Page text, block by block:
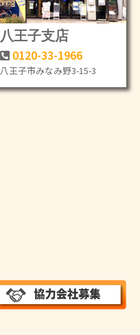
八王子支店
0120-33-1966
八王子市みなみ野3-15-3